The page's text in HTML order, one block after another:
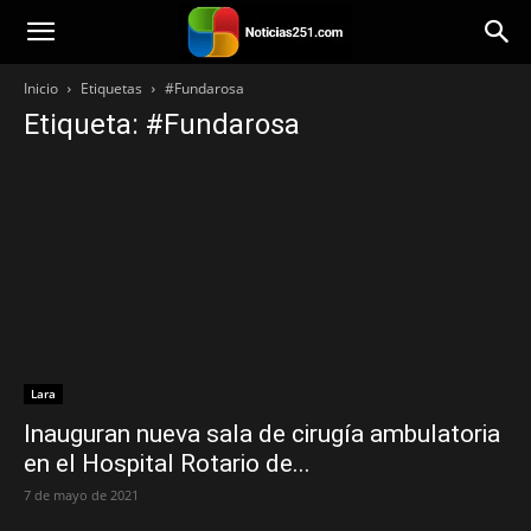
Noticias251
Inicio Etiquetas #Fundarosa
Etiqueta: #Fundarosa
Lara
Inauguran nueva sala de cirugía ambulatoria
en el Hospital Rotario de...
7 de mayo de 2021